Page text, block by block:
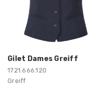
Gilet Dames Greiff
1721.666.120
Greiff